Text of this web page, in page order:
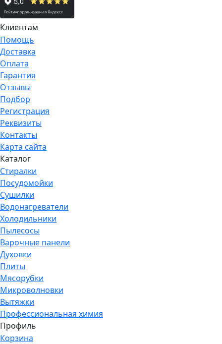
Клиентам
Помощь
Доставка
Оплата
Гарантия
Отзывы
Подбор
Регистрация
Реквизиты
Контакты
Карта сайта
Каталог
Стиралки
Посудомойки
Сушилки
Водонагреватели
Холодильники
Пылесосы
Варочные панели
Духовки
Плиты
Мясорубки
Микроволновки
Вытяжки
Профессиональная химия
Профиль
Корзина